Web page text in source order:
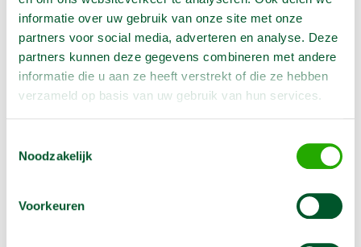
informatie over uw gebruik van onze site met onze
partners voor social media, adverteren en analyse. Deze
partners kunnen deze gegevens combineren met andere
informatie die u aan ze heeft verstrekt of die ze hebben
verzameld op basis van uw gebruik van hun services.
Noodzakelijk
Voorkeuren
- Max. 8 draaiuren per dag. Meer draaiuren worden
naar ratio berekend.
- Max. 5 werkdagen per week. Meer- of andere
werkdagen worden berekend.
Alle gebruikte dagen worden berekend.